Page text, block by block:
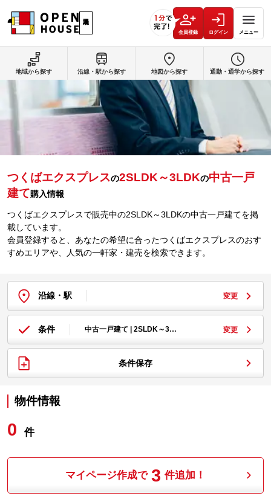
会員登録 ログイン メニュー
つくばエクスプレスの2SLDK～3LDKの中古一戸
建て購入情報
つくばエクスプレスで販売中の2SLDK～3LDKの中古一戸建てを掲
載しています。
会員登録すると、あなたの希望に合ったつくばエクスプレスのおす
すめエリアや、人気の一軒家・建売を検索できます。
沿線・駅 変更
条件 中古一戸建て | 2SLDK～3… 変更
条件保存
物件情報
0 件
マイページ作成で 3 件追加！
地域から探す 沿線・駅から探す 地図から探す 通勤・通学から探す